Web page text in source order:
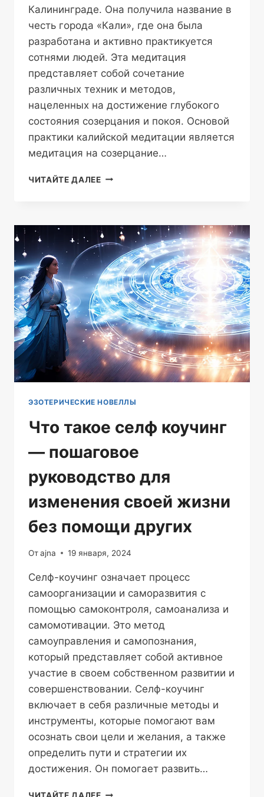
Калининграде. Она получила название в
честь города «Кали», где она была
разработана и активно практикуется
сотнями людей. Эта медитация
представляет собой сочетание
различных техник и методов,
нацеленных на достижение глубокого
состояния созерцания и покоя. Основой
практики калийской медитации является
медитация на созерцание…
ЧИТАЙТЕ ДАЛЕЕКАЛИ
В
БЕЗГРАНИЧНЫЙ
ОКЕАН
ТИШИНЫ
И
ВНУТРЕННЕГО
ПОКОЯ
ДЛЯ
ДОСТИЖЕНИЯ
ГАРМОНИИ
И
СЧАСТЬЯ
ЭЗОТЕРИЧЕСКИЕ НОВЕЛЛЫ
Что такое селф коучинг
— пошаговое
руководство для
изменения своей жизни
без помощи других
Отajna 19 января, 2024
Селф-коучинг означает процесс
самоорганизации и саморазвития с
помощью самоконтроля, самоанализа и
самомотивации. Это метод
самоуправления и самопознания,
который представляет собой активное
участие в своем собственном развитии и
совершенствовании. Селф-коучинг
включает в себя различные методы и
инструменты, которые помогают вам
осознать свои цели и желания, а также
определить пути и стратегии их
достижения. Он помогает развить…
ЧТО